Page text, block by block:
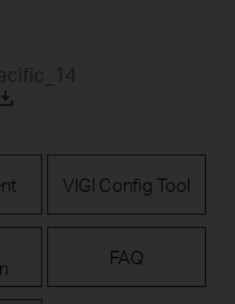
VIGI Config Tool
FAQ